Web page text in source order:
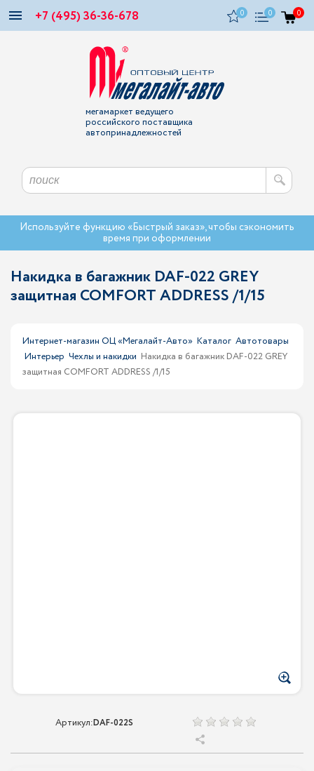
+7 (495) 36-36-678 0 0 0
мегамаркет ведущего
российского поставщика
автопринадлежностей
Используйте функцию «Быстрый заказ», чтобы сэкономить
время при оформлении
Накидка в багажник DAF-022 GREY
защитная COMFORT ADDRESS /1/15
Интернет-магазин ОЦ «Мегалайт-Авто» Каталог Автотовары
Интерьер Чехлы и накидки Накидка в багажник DAF-022 GREY
защитная COMFORT ADDRESS /1/15
Артикул:DAF-022S